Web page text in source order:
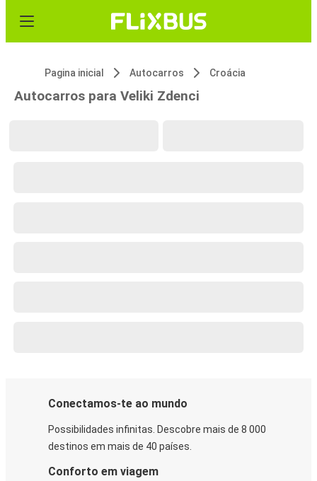
Pagina inicial Autocarros Croácia
Autocarros para Veliki Zdenci
Conectamos-te ao mundo
Possibilidades infinitas. Descobre mais de 8 000
destinos em mais de 40 países.
Conforto em viagem